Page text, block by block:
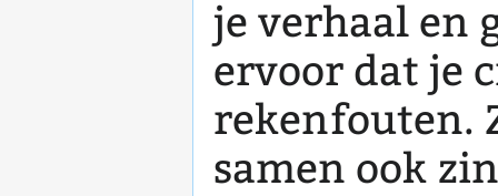
je verhaal en
ervoor dat je
rekenfouten.
samen ook